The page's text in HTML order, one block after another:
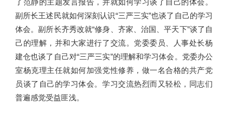
副所长王述民就如何深刻认识“三严三实”也谈了自己的学习
体会。副所长齐秀改就“修身、齐家、治国、平天下”谈了自
己的理解，并和大家进行了交流。党委委员、人事处长杨
建仓也谈了自己对“三严三实”的理解和学习体会。党委办公
室杨克理主任就如何加强党性修养，做一名合格的共产党
员谈了自己的学习体会。学习交流热烈而又轻松，同志们
普遍感觉受益匪浅。